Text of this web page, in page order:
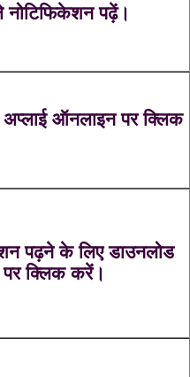
पढ़ें।
ऑनलाइन पर क्लिक
पढ़ने के लिए डाउनलोड
क्लिक करें।